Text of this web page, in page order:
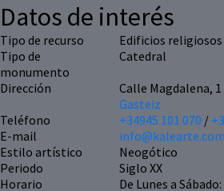
Datos de interés
Tipo de recurso
Edificios religiosos
Tipo de
monumento
Catedral
Dirección
Calle Magdalena, 1
Gasteiz
Teléfono
+34945 101 070 /
E-mail
info@kalearte.com
Estilo artístico
Neogótico
Periodo
Siglo XX
Horario
De Lunes a